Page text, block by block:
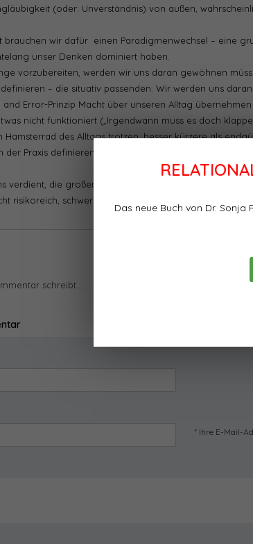
Das neue Buch von Dr. Sonja
(oder: Unverständnis) von außen,
brauchen wir dafür einen Paradigmenwechsel – eine
unser Denken dominiert haben.
vorzubereiten, werden wir uns daran gewöhnen
– die situativ passenden. Wir werden uns
Error-Prinzip Macht über unseren Alltag
nicht funktioniert („Irgendwann muss es doch
des Alltags trotzen, besser kürzere als
der Praxis definieren – und nicht mehr über die Zahl der
verdient, die großen Themen federleicht anzugehen –
risikoreich, schwer und anstrengend sein. Er kann uns
schreibt....
* Ihre E-Mail-